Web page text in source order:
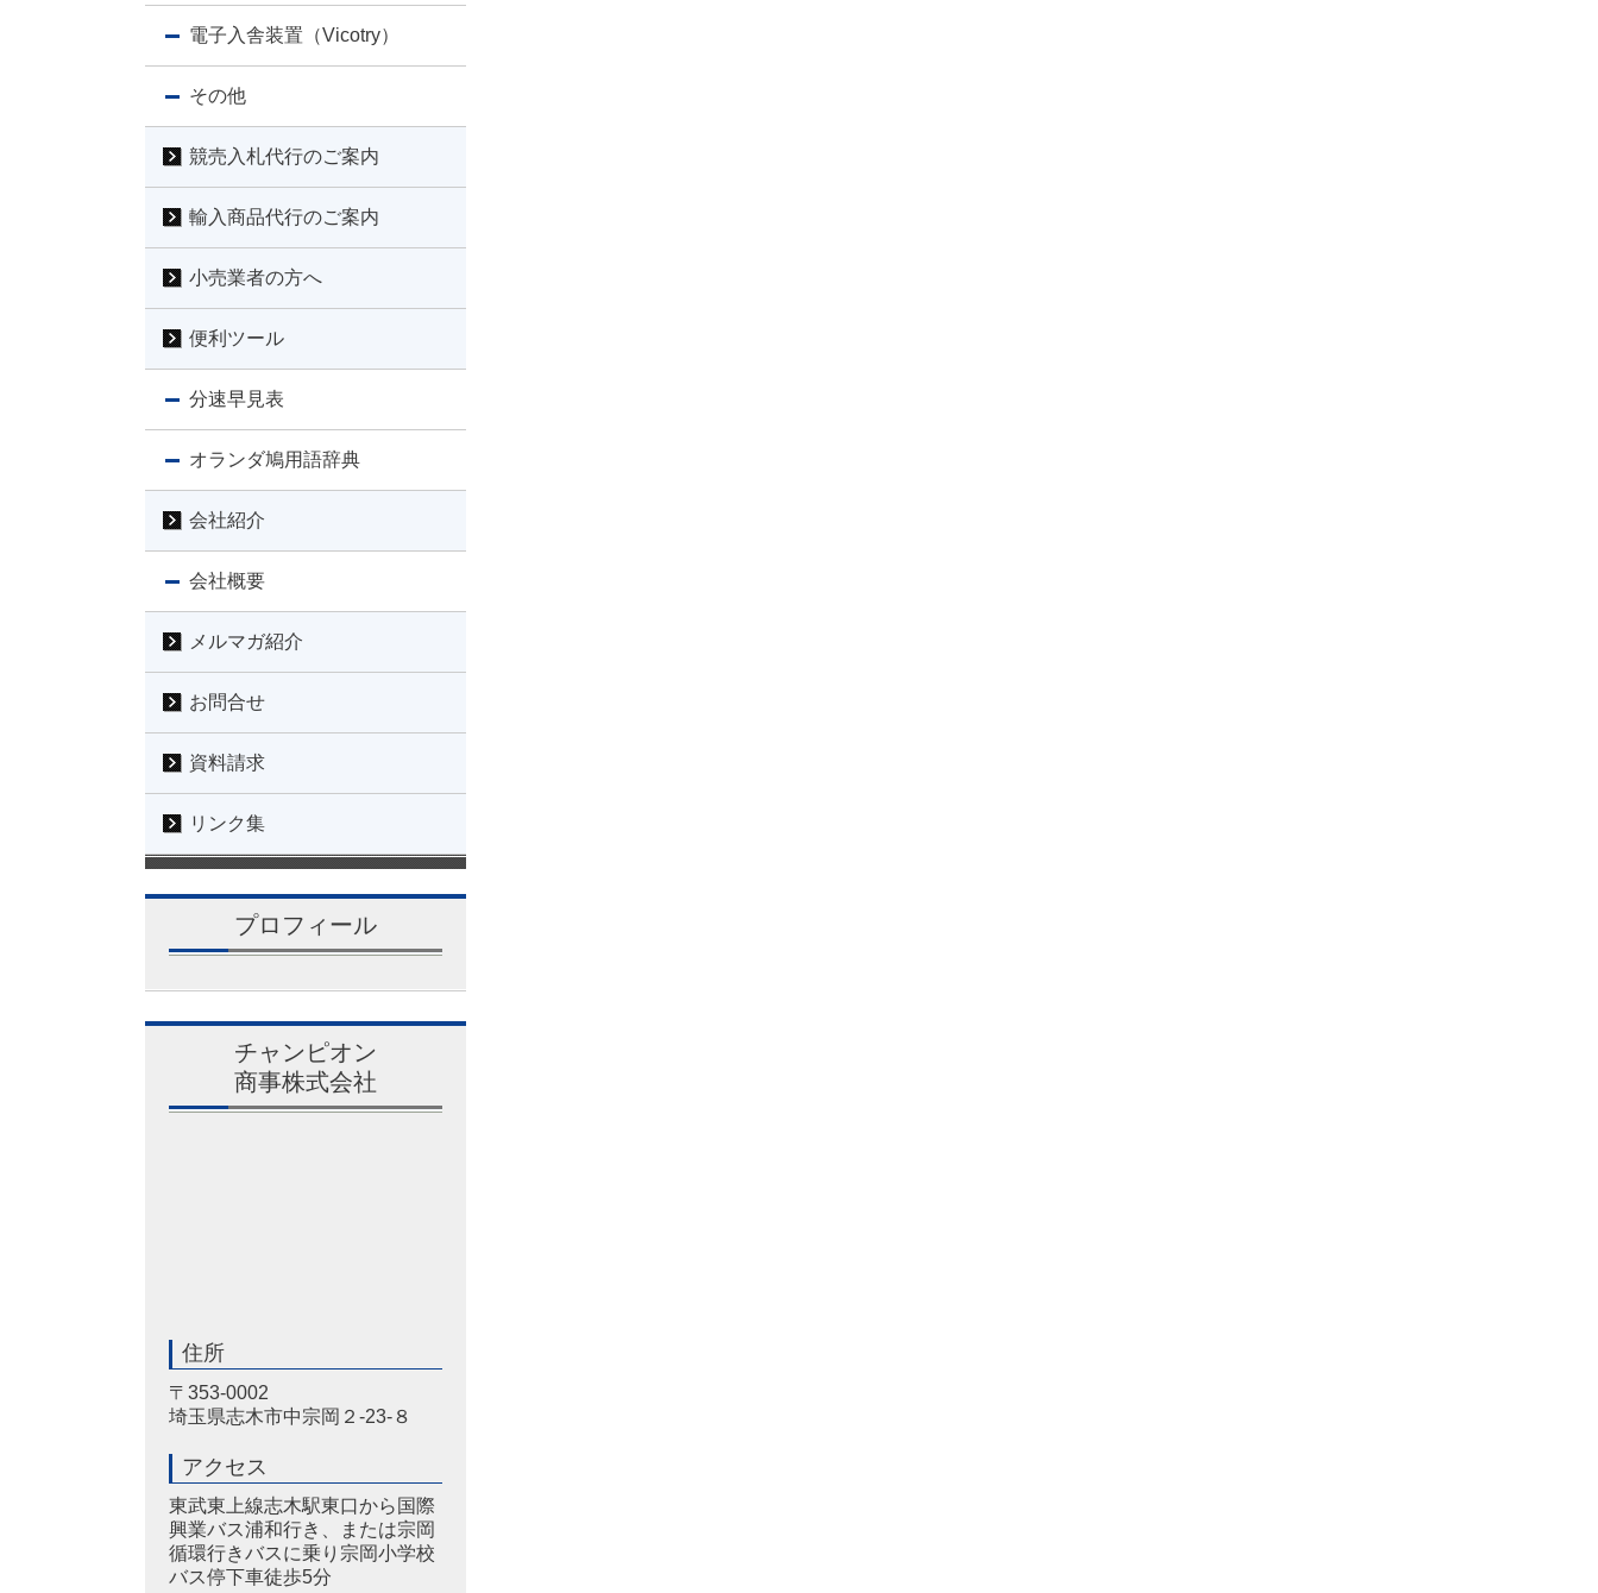
電子入舎装置（Vicotry）
その他
競売入札代行のご案内
輸入商品代行のご案内
小売業者の方へ
便利ツール
分速早見表
オランダ鳩用語辞典
会社紹介
会社概要
メルマガ紹介
お問合せ
資料請求
リンク集
プロフィール
チャンピオン
商事株式会社
住所
〒353-0002
埼玉県志木市中宗岡２-23-８
アクセス
東武東上線志木駅東口から国際
興業バス浦和行き、または宗岡
循環行きバスに乗り宗岡小学校
バス停下車徒歩5分